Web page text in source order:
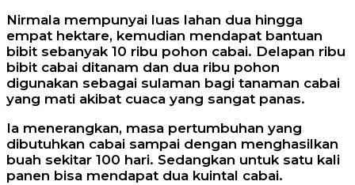
Nirmala mempunyai luas lahan dua hingga
empat hektare, kemudian mendapat bantuan
bibit sebanyak 10 ribu pohon cabai. Delapan ribu
bibit cabai ditanam dan dua ribu pohon
digunakan sebagai sulaman bagi tanaman cabai
yang mati akibat cuaca yang sangat panas.
Ia menerangkan, masa pertumbuhan yang
dibutuhkan cabai sampai dengan menghasilkan
buah sekitar 100 hari. Sedangkan untuk satu kali
panen bisa mendapat dua kuintal cabai.